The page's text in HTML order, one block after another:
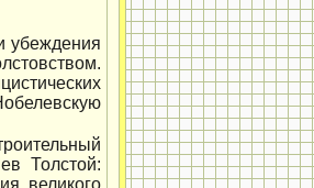
убеждения
Толстой: